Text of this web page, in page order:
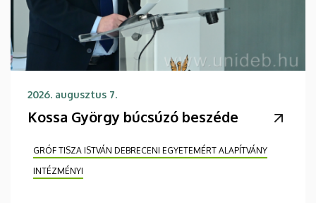
2026. augusztus 7.
Kossa György búcsúzó beszéde
GRÓF TISZA ISTVÁN DEBRECENI EGYETEMÉRT ALAPÍTVÁNY
INTÉZMÉNYI